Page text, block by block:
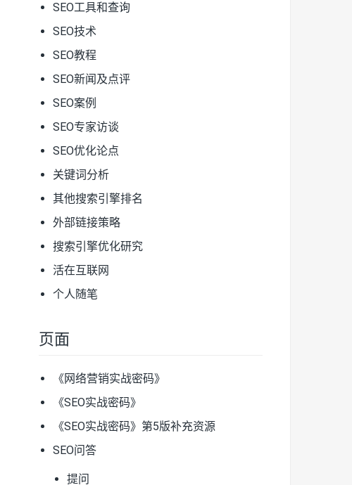
SEO工具和查询
SEO技术
SEO教程
SEO新闻及点评
SEO案例
SEO专家访谈
SEO优化论点
关键词分析
其他搜索引擎排名
外部链接策略
搜索引擎优化研究
活在互联网
个人随笔
页面
《网络营销实战密码》
《SEO实战密码》
《SEO实战密码》第5版补充资源
SEO问答
提问